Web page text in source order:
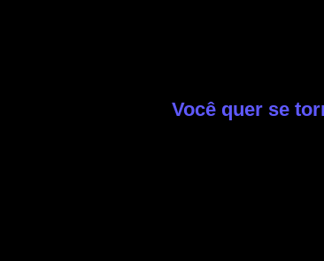
Você quer se